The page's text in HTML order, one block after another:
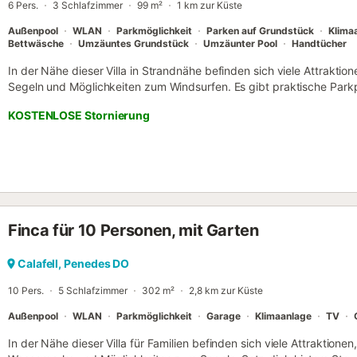
Perfekt für alle, die eine familienfreun...
6 Pers. 3 Schlafzimmer 99 m² 1 km zur Küste
Außenpool WLAN Parkmöglichkeit Parken auf Grundstück
Bettwäsche
Umzäuntes Grundstück Umzäunter Pool Handtücher
In der Nähe dieser Villa in Strandnähe befinden sich viele
Segeln und Möglichkeiten zum Windsurfen. Es gibt praktische
laufen kannst. Wenn du deinen Horizont erweitern und weitere
möchtest, ist Bahnhof Segur de Calafell, 9 Gehminuten entfernt,
diese Villa mit 100 Quadratmetern kannst du am Strand
Garten etwas trinken. Auch die Veranda oder Lanai wirst du
Luft verbracht hast, gibt es dank WLAN-Internetzugang
Kamin und Klimaanlage. Zur Ausstattung des Badezimmers
eine Herdplatte und einen Kühlschrank sowie eine Kaffeemaschine,
auch mit etwas weniger...
KOSTENLOSE Stornierung
Finca für 10 Personen, mit Garten
Calafell, Penedes DO
10 Pers. 5 Schlafzimmer 302 m² 2,8 km zur Küste
Außenpool WLAN Parkmöglichkeit Garage Klimaanlage TV
In der Nähe dieser Villa für Familien befinden sich viele